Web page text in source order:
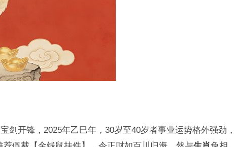
剑开锋，2025年乙巳年，30岁至40岁者事业运势格外强劲，